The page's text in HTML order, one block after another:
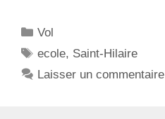
C
a
Vol
É
t
ecole, Saint-Hilaire
Laisser un commentaire